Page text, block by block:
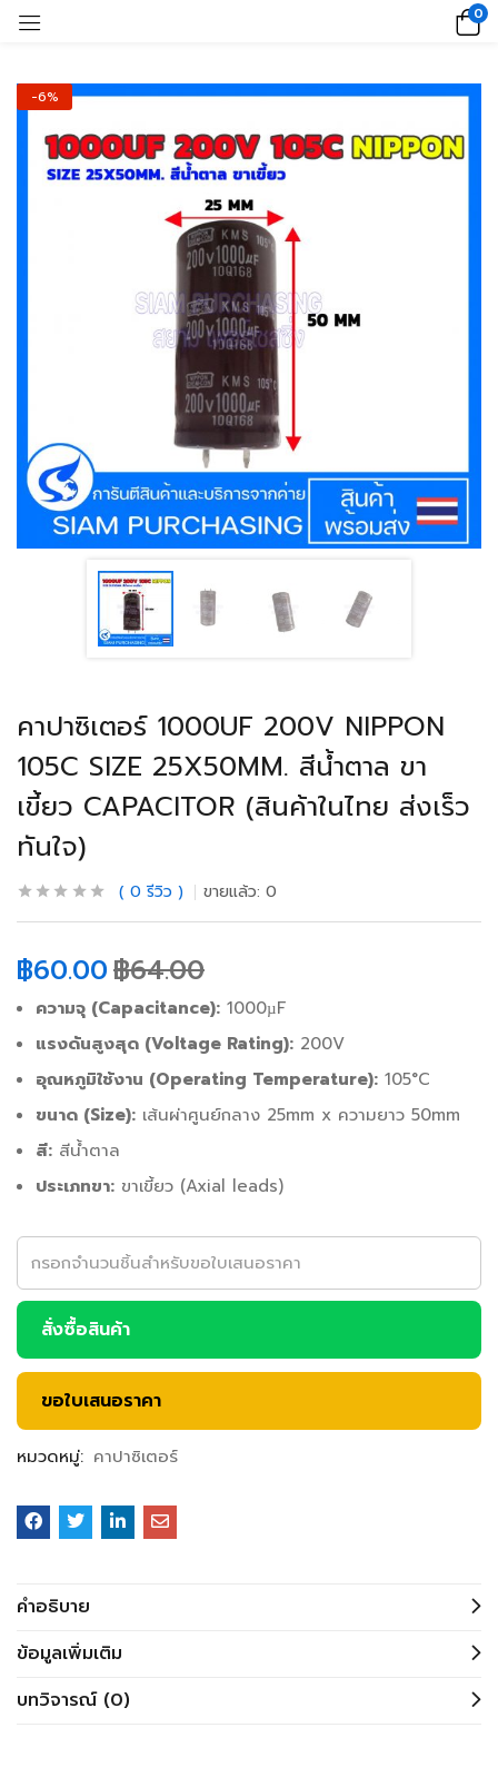
0
-6%
คาปาซิเตอร์ 1000UF 200V NIPPON
105C SIZE 25X50MM. สีน้ำตาล ขา
เขี้ยว CAPACITOR (สินค้าในไทย ส่งเร็ว
ทันใจ)
0 รีวิว ขายแล้ว: 0
฿60.00฿64.00
ความจุ (Capacitance): 1000µF
แรงดันสูงสุด (Voltage Rating): 200V
อุณหภูมิใช้งาน (Operating Temperature): 105°C
ขนาด (Size): เส้นผ่าศูนย์กลาง 25mm x ความยาว 50mm
สี: สีน้ำตาล
ประเภทขา: ขาเขี้ยว (Axial leads)
สั่งซื้อสินค้า
ขอใบเสนอราคา
หมวดหมู่: คาปาซิเตอร์
คำอธิบาย
ข้อมูลเพิ่มเติม
บทวิจารณ์ (0)